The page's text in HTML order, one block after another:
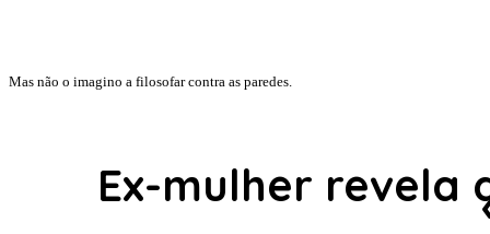
Mas não o imagino a filosofar contra as paredes.
Ex-mulher revela